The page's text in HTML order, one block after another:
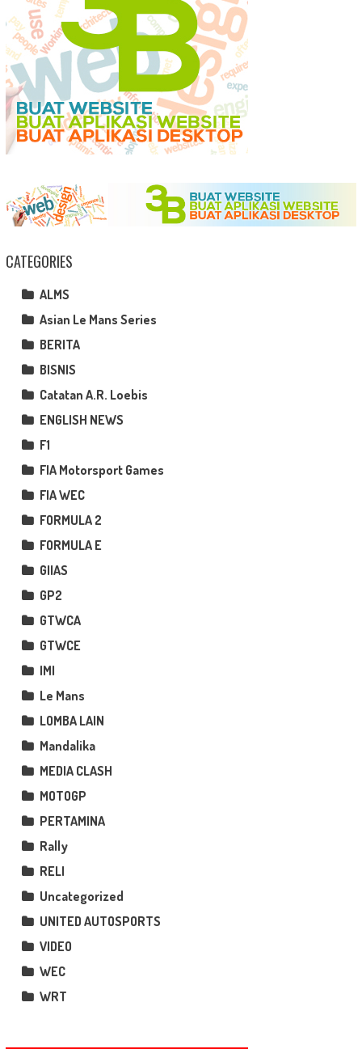
CATEGORIES
ALMS
Asian Le Mans Series
BERITA
BISNIS
Catatan A.R. Loebis
ENGLISH NEWS
F1
FIA Motorsport Games
FIA WEC
FORMULA 2
FORMULA E
GIIAS
GP2
GTWCA
GTWCE
IMI
Le Mans
LOMBA LAIN
Mandalika
MEDIA CLASH
MOTOGP
PERTAMINA
Rally
RELI
Uncategorized
UNITED AUTOSPORTS
VIDEO
WEC
WRT